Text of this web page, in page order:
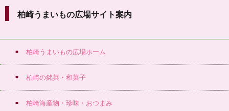
柏崎うまいもの広場サイト案内
柏崎うまいもの広場ホーム
柏崎の銘菓・和菓子
柏崎海産物・珍味・おつまみ